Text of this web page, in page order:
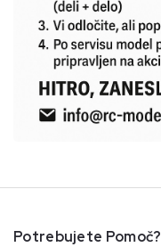
Potrebujete Pomoč?